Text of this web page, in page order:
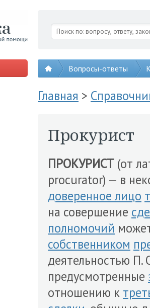
Вопросы-ответы
Главная >
Прокурист
ПРОКУРИСТ (от
procurator) — в
доверенное лицо
на совершение
полномочий
собственником
деятельностью П.
предусмотренные
отношению к